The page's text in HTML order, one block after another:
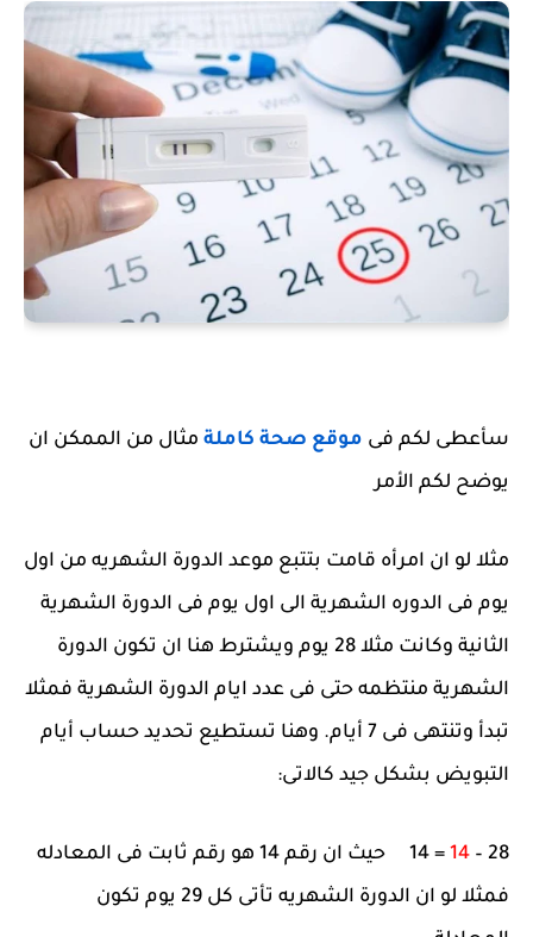
سأعطى لكم فى موقع صحة كاملة مثال من الممكن ان
يوضح لكم الأمر
مثلا لو ان امرأه قامت بتتبع موعد الدورة الشهريه من اول
يوم فى الدوره الشهرية الى اول يوم فى الدورة الشهرية
الثانية وكانت مثلا 28 يوم ويشترط هنا ان تكون الدورة
الشهرية منتظمه حتى فى عدد ايام الدورة الشهرية فمثلا
تبدأ وتنتهى فى 7 أيام. وهنا تستطيع تحديد حساب أيام
التبويض بشكل جيد كالاتى:
28 –
14
= 14 حيث ان رقم 14 هو رقم ثابت فى المعادله
فمثلا لو ان الدورة الشهريه تأتى كل 29 يوم تكون